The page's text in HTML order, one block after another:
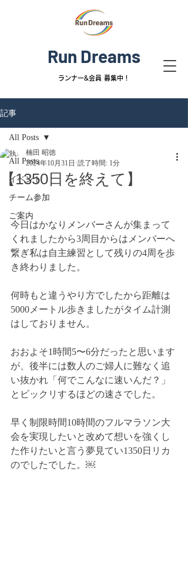
ランナー&会員 募集中！
Run Dreams
記事
All Posts
イベント
チーム参加
ご案内
All Posts
【1350日を終えて】
楠田 昭徳
2024年10月31日 読了時間: 1分
今日はかなりメンバーさんが集まって
くれましたから3周目からはメンバーへ
繋ぎ私は自主練習として残りの4周を歩
き終わりました。
何時もと違うやり方でしたから距離は
5000メートル歩きましたがタイム計測
はしておりません。
おおよそ1時間5〜6分だったと思います
が、後半には数人のご婦人に難なく追
い抜かれ「何でこんなに速いんだ？」
とビックリするほどの速さでした。
早く制限時間10時間のフルマラソン大
会を実現したいと改めて想いを強くし
た作りたいと言う夢見てい1350日リカ
のでしたでした。￼